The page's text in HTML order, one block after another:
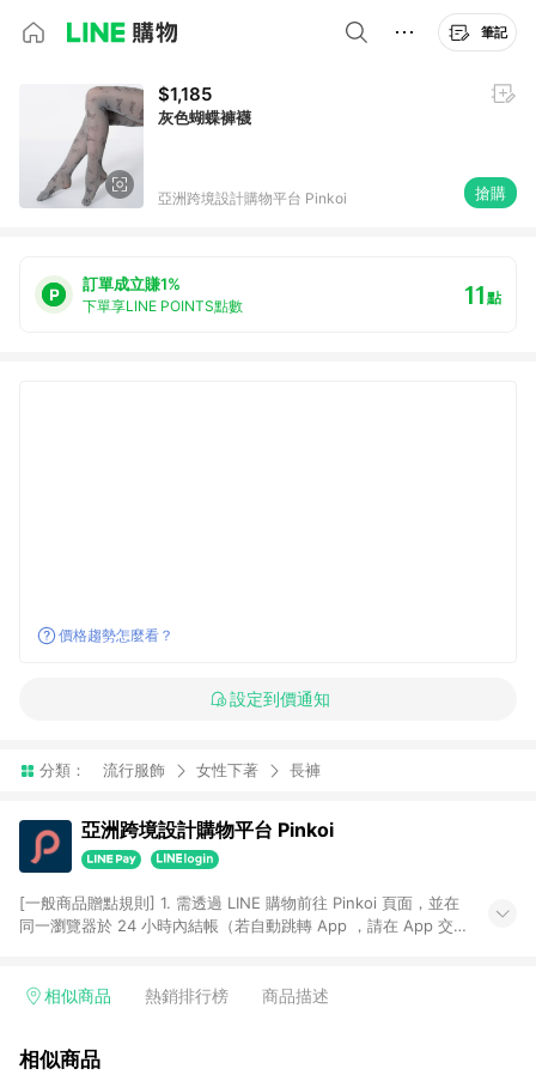
筆記
$1,185
灰色蝴蝶褲襪
亞洲跨境設計購物平台 Pinkoi 搶購
訂單成立賺1%
下單享LINE POINTS點數 11點
價格趨勢怎麼看？
設定到價通知
分類： 流行服飾 女性下著 長褲
亞洲跨境設計購物平台 Pinkoi
[一般商品贈點規則] 1. 需透過 LINE 購物前往 Pinkoi 頁面，並在
同一瀏覽器於 24 小時內結帳（若自動跳轉 App ，請在 App 交
回饋訂單不得享有 Pinkoi 站方優惠，例如首購優惠，P coins，
行為，不具贈點資格，部分退款不在此限。 6. APP 請更新至
相似商品 熱銷排行榜 商品描述
相似商品